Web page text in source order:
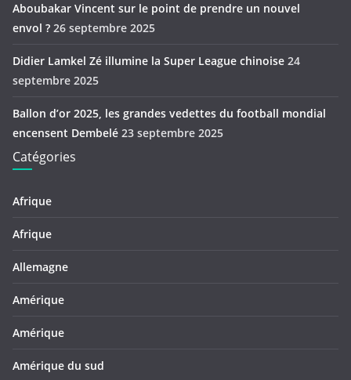
Aboubakar Vincent sur le point de prendre un nouvel
envol ? 26 septembre 2025
Didier Lamkel Zé illumine la Super League chinoise 24
septembre 2025
Ballon d’or 2025, les grandes vedettes du football mondial
encensent Dembelé 23 septembre 2025
Catégories
Afrique
Afrique
Allemagne
Amérique
Amérique
Amérique du sud